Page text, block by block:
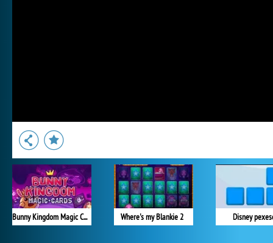
Bunny Kingdom Magic Cards Where's my Blankie 2 Disney